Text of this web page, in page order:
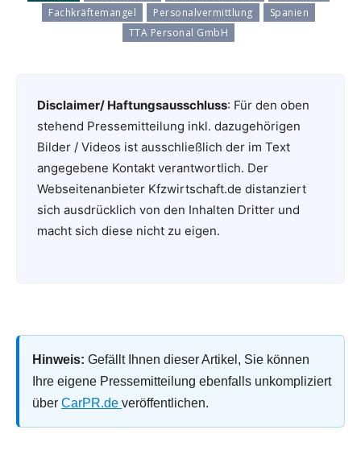
Fachkräftemangel
Personalvermittlung
Spanien
TTA Personal GmbH
Disclaimer/ Haftungsausschluss: Für den oben
stehend Pressemitteilung inkl. dazugehörigen
Bilder / Videos ist ausschließlich der im Text
angegebene Kontakt verantwortlich. Der
Webseitenanbieter Kfzwirtschaft.de distanziert
sich ausdrücklich von den Inhalten Dritter und
macht sich diese nicht zu eigen.
Hinweis: Gefällt Ihnen dieser Artikel, Sie können
Ihre eigene Pressemitteilung ebenfalls unkompliziert
über CarPR.de veröffentlichen.